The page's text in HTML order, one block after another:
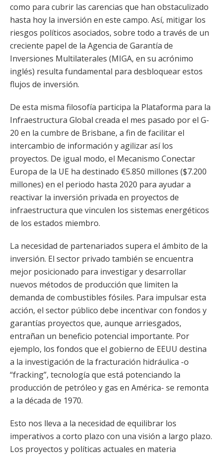
como para cubrir las carencias que han obstaculizado
hasta hoy la inversión en este campo. Así, mitigar los
riesgos políticos asociados, sobre todo a través de un
creciente papel de la Agencia de Garantía de
Inversiones Multilaterales (MIGA, en su acrónimo
inglés) resulta fundamental para desbloquear estos
flujos de inversión.
De esta misma filosofía participa la Plataforma para la
Infraestructura Global creada el mes pasado por el G-
20 en la cumbre de Brisbane, a fin de facilitar el
intercambio de información y agilizar así los
proyectos. De igual modo, el Mecanismo Conectar
Europa de la UE ha destinado €5.850 millones ($7.200
millones) en el periodo hasta 2020 para ayudar a
reactivar la inversión privada en proyectos de
infraestructura que vinculen los sistemas energéticos
de los estados miembro.
La necesidad de partenariados supera el ámbito de la
inversión. El sector privado también se encuentra
mejor posicionado para investigar y desarrollar
nuevos métodos de producción que limiten la
demanda de combustibles fósiles. Para impulsar esta
acción, el sector público debe incentivar con fondos y
garantías proyectos que, aunque arriesgados,
entrañan un beneficio potencial importante. Por
ejemplo, los fondos que el gobierno de EEUU destina
a la investigación de la fracturación hidráulica -o
“fracking”, tecnología que está potenciando la
producción de petróleo y gas en América- se remonta
a la década de 1970.
Esto nos lleva a la necesidad de equilibrar los
imperativos a corto plazo con una visión a largo plazo.
Los proyectos y políticas actuales en materia